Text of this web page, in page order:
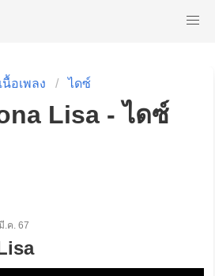
เนื้อเพลง ไดซ์
Lisa - ไดซ์
.ค. 67